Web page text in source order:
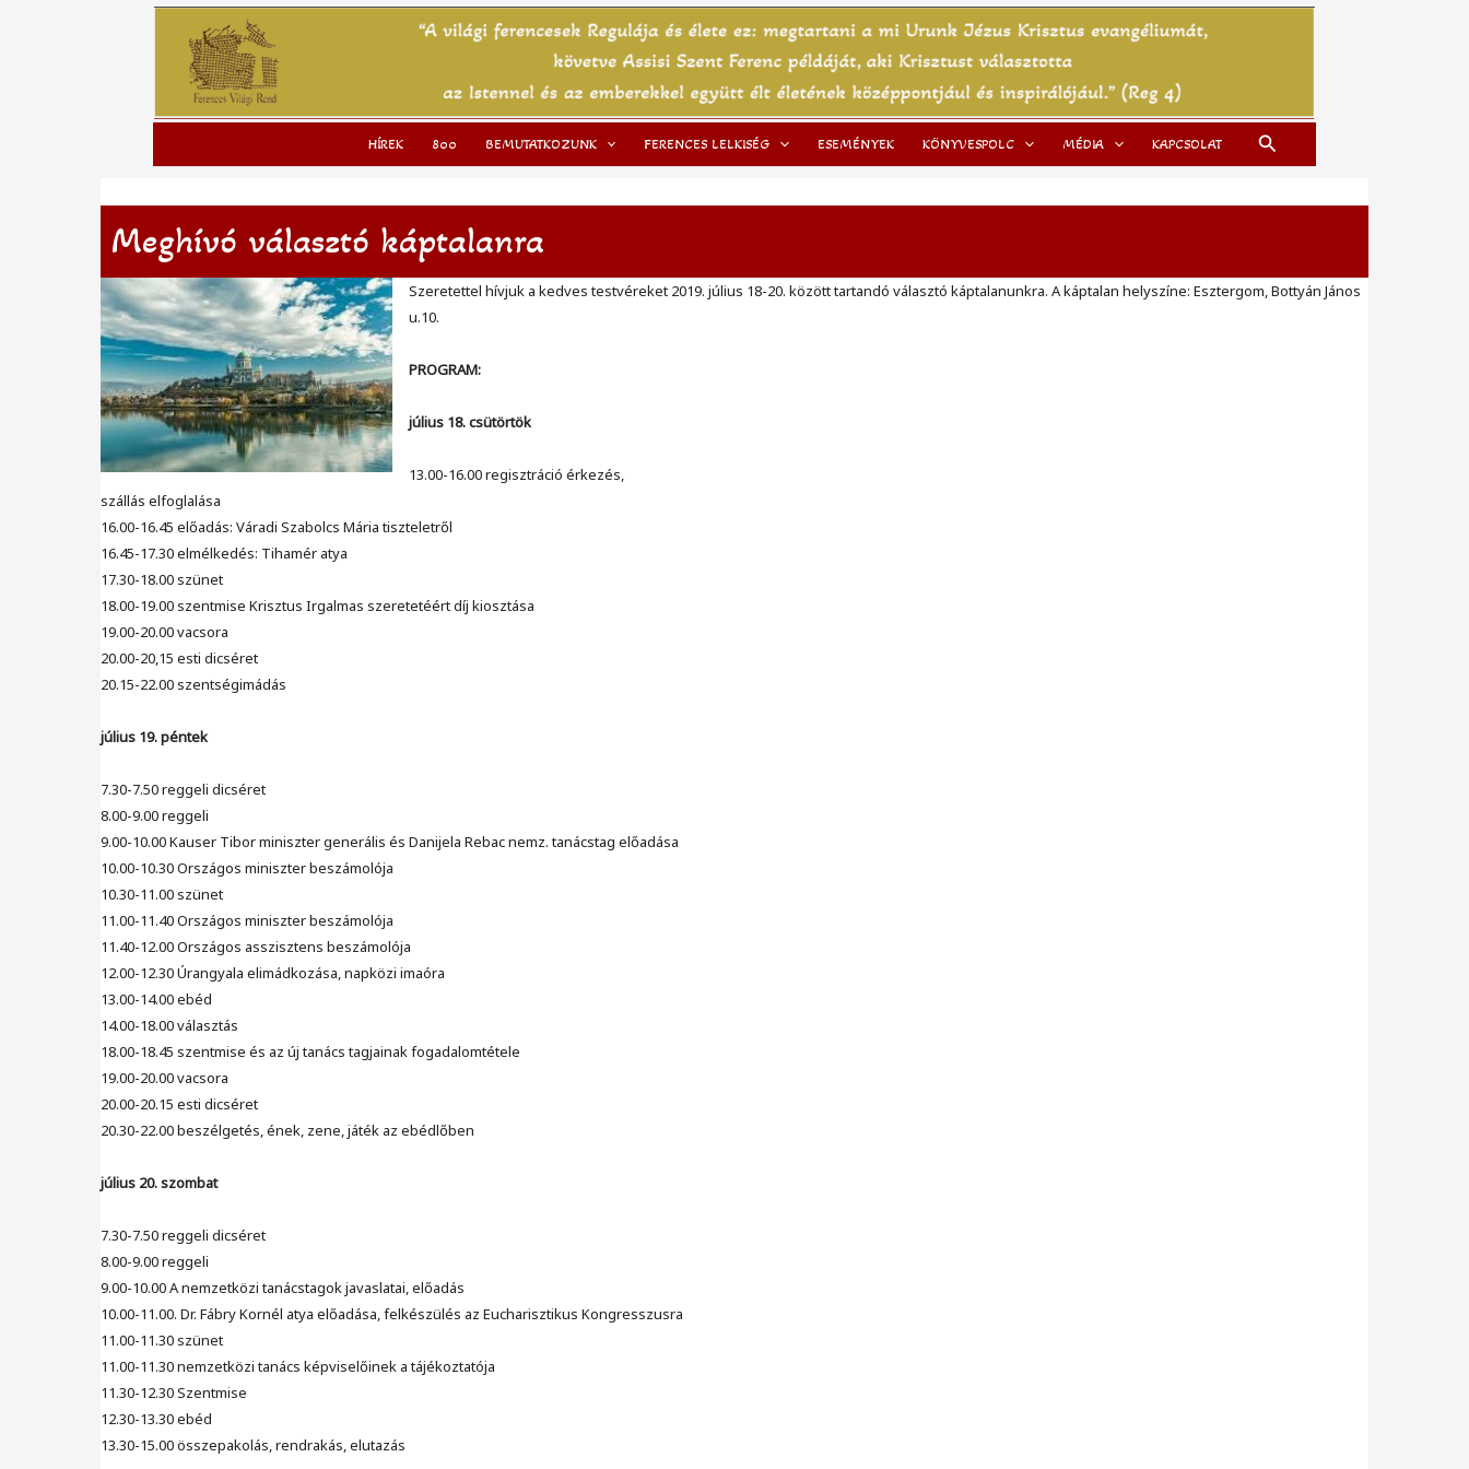
HÍREK 800 BEMUTATKOZUNK FERENCES LELKISÉG ESEMÉNYEK KÖNYVESPOLC MÉDIA KAPCSOLAT Search
Meghívó választó káptalanra
Szeretettel hívjuk a kedves testvéreket 2019. július 18-20. között tartandó választó káptalanunkra. A káptalan helyszíne: Esztergom, Bottyán János
u.10.
PROGRAM:
július 18. csütörtök
13.00-16.00 regisztráció érkezés,
szállás elfoglalása
16.00-16.45 előadás: Váradi Szabolcs Mária tiszteletről
16.45-17.30 elmélkedés: Tihamér atya
17.30-18.00 szünet
18.00-19.00 szentmise Krisztus Irgalmas szeretetéért díj kiosztása
19.00-20.00 vacsora
20.00-20,15 esti dicséret
20.15-22.00 szentségimádás
július 19. péntek
7.30-7.50 reggeli dicséret
8.00-9.00 reggeli
9.00-10.00 Kauser Tibor miniszter generális és Danijela Rebac nemz. tanácstag előadása
10.00-10.30 Országos miniszter beszámolója
10.30-11.00 szünet
11.00-11.40 Országos miniszter beszámolója
11.40-12.00 Országos asszisztens beszámolója
12.00-12.30 Úrangyala elimádkozása, napközi imaóra
13.00-14.00 ebéd
14.00-18.00 választás
18.00-18.45 szentmise és az új tanács tagjainak fogadalomtétele
19.00-20.00 vacsora
20.00-20.15 esti dicséret
20.30-22.00 beszélgetés, ének, zene, játék az ebédlőben
július 20. szombat
7.30-7.50 reggeli dicséret
8.00-9.00 reggeli
9.00-10.00 A nemzetközi tanácstagok javaslatai, előadás
10.00-11.00. Dr. Fábry Kornél atya előadása, felkészülés az Eucharisztikus Kongresszusra
11.00-11.30 szünet
11.00-11.30 nemzetközi tanács képviselőinek a tájékoztatója
11.30-12.30 Szentmise
12.30-13.30 ebéd
13.30-15.00 összepakolás, rendrakás, elutazás